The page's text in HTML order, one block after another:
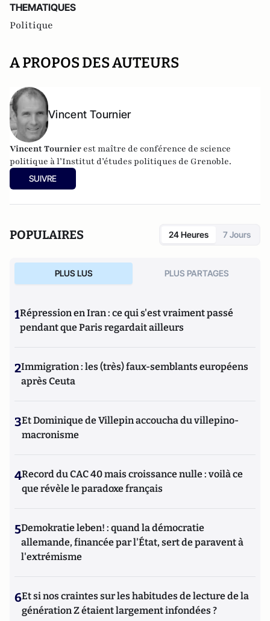
THEMATIQUES
Politique
A PROPOS DES AUTEURS
Vincent Tournier
Vincent Tournier est maître de conférence de science
politique à l’Institut d’études politiques de Grenoble.
SUIVRE
POPULAIRES 24 Heures 7 Jours
PLUS LUS PLUS PARTAGES
1Répression en Iran : ce qui s'est vraiment passé
pendant que Paris regardait ailleurs
2Immigration : les (très) faux-semblants européens
après Ceuta
3Et Dominique de Villepin accoucha du villepino-
macronisme
4Record du CAC 40 mais croissance nulle : voilà ce
que révèle le paradoxe français
5Demokratie leben! : quand la démocratie
allemande, financée par l'État, sert de paravent à
l'extrémisme
6Et si nos craintes sur les habitudes de lecture de la
génération Z étaient largement infondées ?